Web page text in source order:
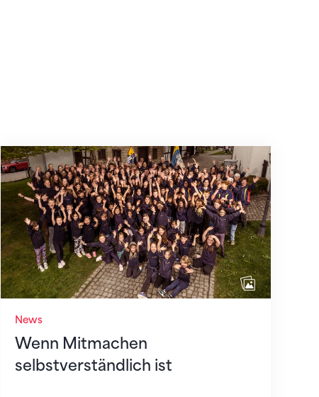
News
Wenn Mitmachen
selbstverständlich ist
Wenn Mitmachen selbstverständlich ist